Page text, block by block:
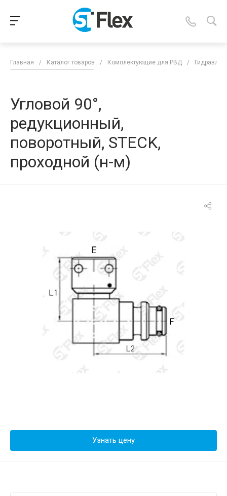
Главная / Каталог товаров / Комплектующие для РВД /
Угловой 90°,
редукционный,
поворотный, STECK,
проходной (н-м)
Узнать цену